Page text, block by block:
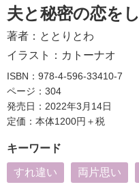
夫と秘密の恋を
著者： ととりとわ
イラスト： カトーナオ
ISBN：978-4-596-33410-7
ページ：304
発売日：2022年3月14日
定価：本体1200円＋税
キーワード
すれ違い 両片思い